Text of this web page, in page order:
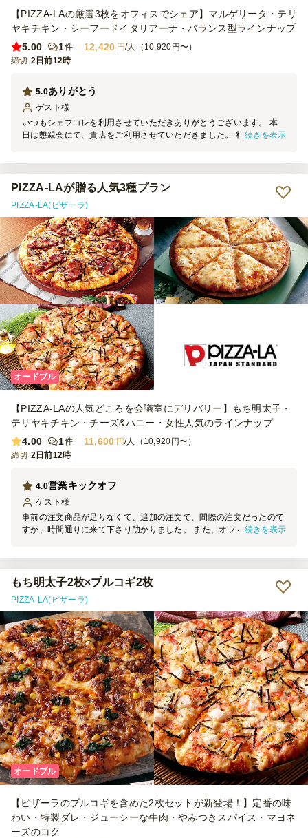
【PIZZA-LAの厳選3枚をオフィスでシェア】マルゲリータ・テリ
ヤキチキン・シーフードイタリアーナ・バランス型ラインナップ
5.00
1件 12,420 円/人（10,920円〜）
締切 2日前12時
ありがとう
5.0
ゲスト 様
いつもシェフコレを利用させていただきありがとうございます。 本
日は懇親会にて、貴店をご利用させていただきました。 料理の見た
続きを表示
PIZZA-LAが贈る人気3種プラン
PIZZA-LA(ピザーラ)
オードブル
【PIZZA-LAの人気どころを会議室にデリバリー】もち明太子・
テリヤキチキン・チーズ&ハニー・女性人気のラインナップ
4.00
1件 11,600 円/人（10,920円〜）
締切 2日前12時
営業キックオフ
4.0
ゲスト 様
事前の注文商品が足りなくて、追加の注文で、間際の注文だったので
すが、時間通りに来て下さり助かりました。 また、オフィスに移転
うにいたします。 お客様用のエレベーターに食べ物のにおいが残る
のは厳禁ということだったので今後、しっかりとした指示をするよう
続きを表示
もち明太子2枚×プルコギ2枚
PIZZA-LA(ピザーラ)
オードブル
【ピザーラのプルコギを含めた2枚セットが新登場！】定番の味
わい・特製ダレ・ジューシーな牛肉・やみつきスパイス・マヨネ
ーズのコク